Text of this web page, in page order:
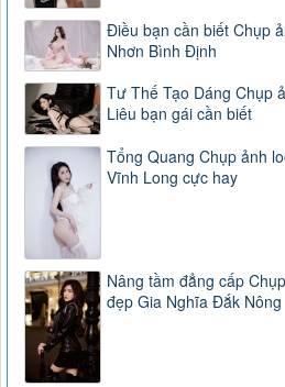
Điều bạn cần biết Chụp
Nhơn Bình Định
Tư Thế Tạo Dáng Chụp
Liêu bạn gái cần biết
Tổng Quang Chụp ảnh
Vĩnh Long cực hay
Nâng tầm đẳng cấp
đẹp Gia Nghĩa Đắk Nông